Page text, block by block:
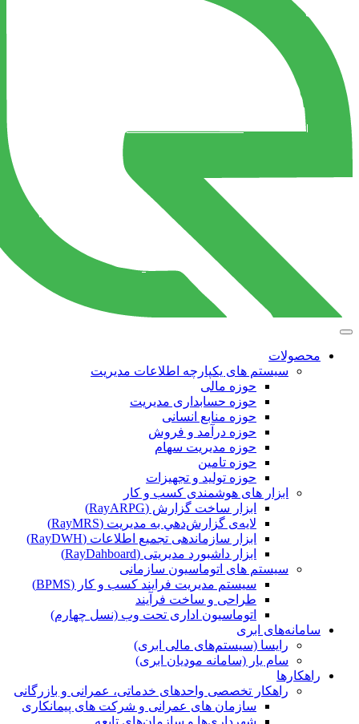
محصولات
سیستم های یکپارچه اطلاعات مدیریت
حوزه مالی
حوزه حسابداری مدیریت
حوزه منابع انسانی
حوزه درآمد و فروش
حوزه مدیریت سهام
حوزه تامین
حوزه تولید و تجهیزات
ابزار های هوشمندی کسب و کار
ابزار ساخت گزارش (RayARPG)
لایه‌ی گزارش‌دهي به مديريت (RayMRS)
ابزار سازماندهی تجمیع اطلاعات (RayDWH)
ابزار داشبورد مدیریتی (RayDahboard)
سیستم های اتوماسیون سازمانی
سیستم مدیریت فرایند کسب و کار (BPMS)
طراحی و ساخت فرآیند
اتوماسیون اداری تحت وب (نسل چهارم)
سامانه‌های ابری
رایسا (سیستم‌های مالی ابری)
سام یار (سامانه مودیان ابری)
راهکارها
راهکار تخصصی واحدهای خدماتی، عمرانی و بازرگانی
سازمان های عمرانی و شرکت های پیمانکاری
شهرداری‌ها و سازمان‌های تابعه